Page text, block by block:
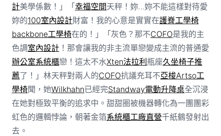
計美學係數！」「幸福空間天秤！妳…妳不能這樣對待愛
妳的100室內設計財富！我的心意是實實在護脊工學椅
backbone工學椅在的！」「灰色？那不COFO是我的主
色調室內設計！那會讓我的非主流單戀變成主流的普通愛
辦公室系統櫃戀！這太不水Xten法拉利瓶座久坐椅子推
薦了！」林天秤對兩人的COFO抗議充耳不亞梭Artso工
學椅聞，她Wilkhahn已經完Standway電動升降桌全沉浸
在她對極致平衡的追求中。甜甜圈被機器轉化為一團團彩
虹色的邏輯悖論，朝著金箔系統櫃工廠直營千紙鶴發射出
去。